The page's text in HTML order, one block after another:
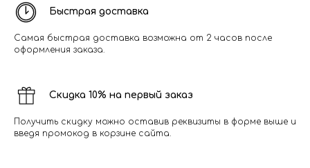
Быстрая доставка
Самая быстрая доставка возможна от 2 часов после
оформления заказа.
Скидка 10% на первый заказ
Получить скидку можно оставив реквизиты в форме выше и
введя промокод в корзине сайта.